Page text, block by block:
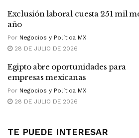
Exclusión laboral cuesta 251 mil
año
Por Negocios y Política MX
28 DE JULIO DE 2026
Egipto abre oportunidades para
empresas mexicanas
Por Negocios y Política MX
28 DE JULIO DE 2026
TE PUEDE INTERESAR